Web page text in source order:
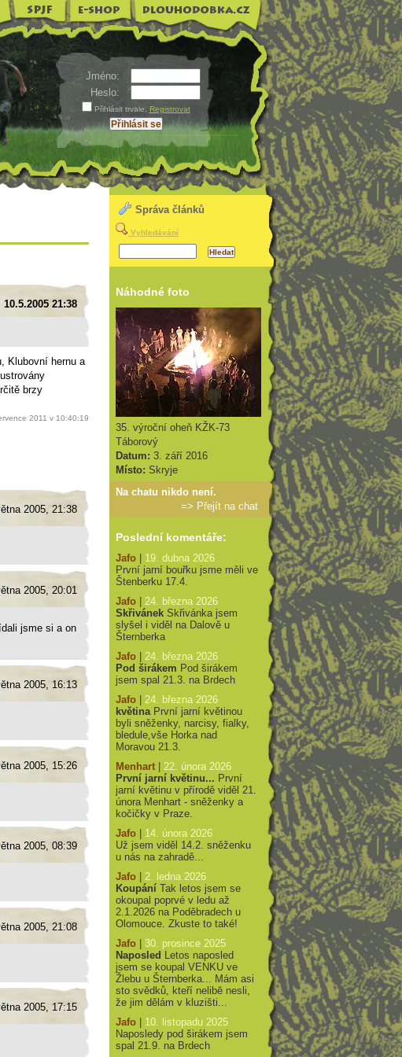
Jméno:
Heslo:
Přihlásit trvale Registrovat
10.5.2005 21:38
Klubovní hernu a
brzy
2011 v 10:40:19
2005, 21:38
2005, 20:01
jsme si a on
2005, 16:13
2005, 15:26
2005, 08:39
2005, 21:08
2005, 17:15
Správa článků
Vyhledávání
Náhodné foto
35. výroční oheň KŽK-73
Táborový
Datum: 3. září 2016
Místo: Skryje
Na chatu nikdo není.
=> Přejít na chat
Poslední komentáře:
Jafo
19. dubna 2026
První jarní bouřku jsme měli ve
Štenberku 17.4.
Jafo
24. března 2026
Skřivánek Skřivánka jsem
slyšel i viděl na Dalově u
Šternberka
Jafo
24. března 2026
Pod širákem Pod širákem
jsem spal 21.3. na Brdech
Jafo
24. března 2026
květinaPrvní jarní květinou
byli sněženky, narcisy, fialky,
bledule,vše Horka nad
Moravou 21.3.
Menhart
22. února 2026
První jarní květinu... První
jarní květinu v přírodě viděl 21.
února Menhart - sněženky a
kočičky v Praze.
Jafo
14. února 2026
Už jsem viděl 14.2. sněženku
u nás na zahradě...
Jafo
2. ledna 2026
Koupání Tak letos jsem se
okoupal poprvé v ledu až
2.1.2026 na Poděbradech u
Olomouce. Zkuste to také!
Jafo
30. prosince 2025
Naposled Letos naposled
jsem se koupal VENKU ve
Žlebu u Šternberka... Mám asi
sto svědků, kteří nelibě nesli,
že jim dělám v kluzišti...
Jafo
10. listopadu 2025
Naposledy pod širákem jsem
spal 21.9. na Brdech